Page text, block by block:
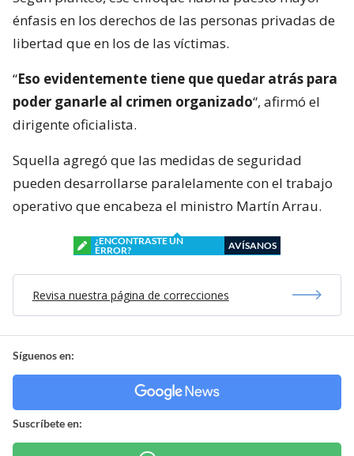
énfasis en los derechos de las personas privadas de
libertad que en los de las víctimas.
“Eso evidentemente tiene que quedar atrás para
poder ganarle al crimen organizado“, afirmó el
dirigente oficialista.
Squella agregó que las medidas de seguridad
pueden desarrollarse paralelamente con el trabajo
operativo que encabeza el ministro Martín Arrau.
¿ENCONTRASTE UN
ERROR?
AVÍSANOS
Revisa nuestra página de correcciones
Síguenos en:
Suscríbete en: